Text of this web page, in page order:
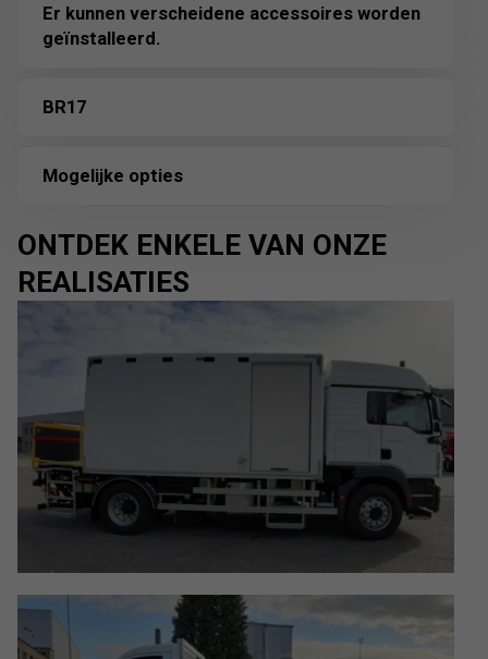
Er kunnen verscheidene accessoires worden
geïnstalleerd.
BR17
Mogelijke opties
ONTDEK ENKELE VAN ONZE
REALISATIES